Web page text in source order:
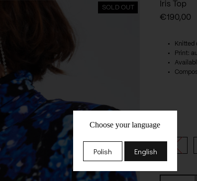
SOLD OUT
Iris Top
€190,00
Knitted
Print:
Size
Choose your language
Polish English